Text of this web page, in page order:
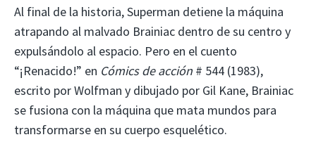
Al final de la historia, Superman detiene la máquina
atrapando al malvado Brainiac dentro de su centro y
expulsándolo al espacio. Pero en el cuento
“¡Renacido!” en Cómics de acción # 544 (1983),
escrito por Wolfman y dibujado por Gil Kane, Brainiac
se fusiona con la máquina que mata mundos para
transformarse en su cuerpo esquelético.